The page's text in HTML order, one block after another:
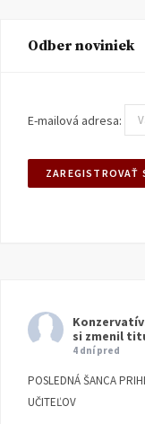
Odber noviniek
E-mailová adresa:
si zmenil
4 dní pred
POSLEDNÁ ŠANCA
UČITEĽOV